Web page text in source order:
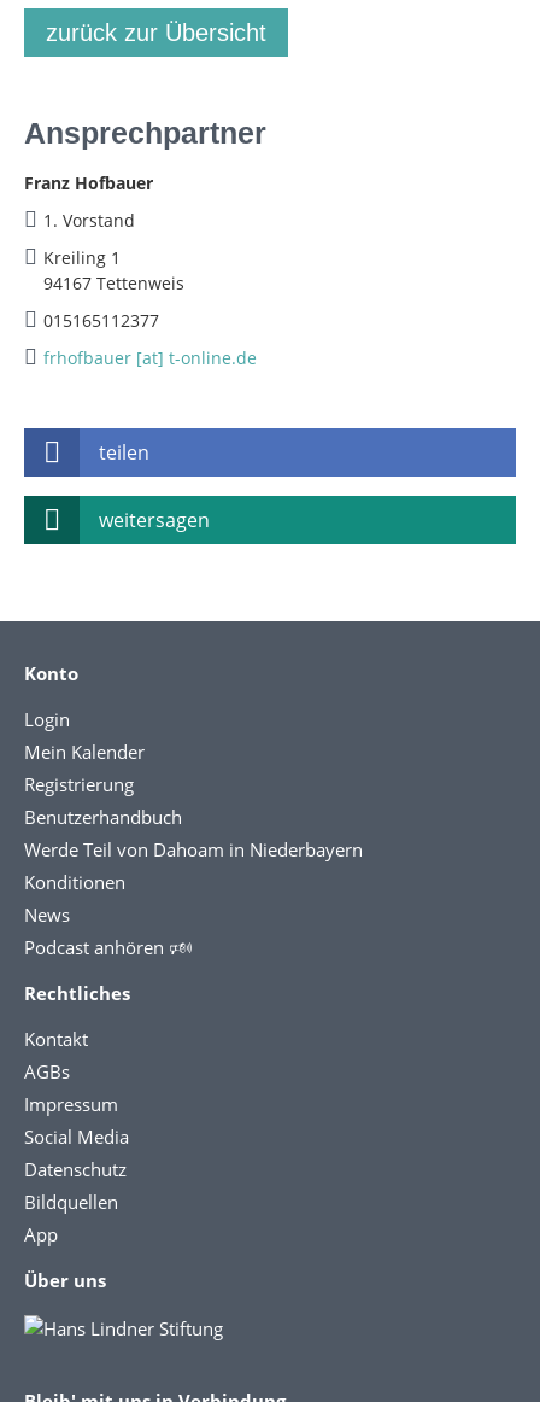
zurück zur Übersicht
Ansprechpartner
Franz Hofbauer
1. Vorstand
Kreiling 1
94167 Tettenweis
015165112377
frhofbauer [at] t-online.de
teilen
weitersagen
Konto
Login
Mein Kalender
Registrierung
Benutzerhandbuch
Werde Teil von Dahoam in Niederbayern
Konditionen
News
Podcast anhören 🕬
Rechtliches
Kontakt
AGBs
Impressum
Social Media
Datenschutz
Bildquellen
App
Über uns